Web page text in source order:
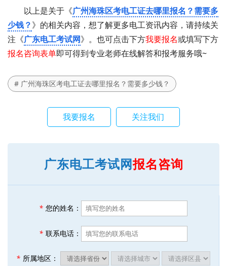
以上是关于《广州海珠区考电工证去哪里报名？需要多
少钱？》的相关内容，想了解更多电工资讯内容，请持续关
注《广东电工考试网》。也可点击下方我要报名或填写下方
报名咨询表单即可得到专业老师在线解答和报考服务哦~
# 广州海珠区考电工证去哪里报名？需要多少钱？
我要报名 关注我们
广东电工考试网报名咨询
* 您的姓名：
* 联系电话：
* 所属地区：